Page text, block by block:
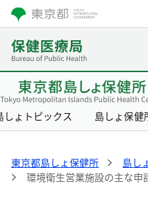
しょトピックス 島しょ保健
東京都島しょ保健所
島し
環境衛生営業施設の主な申